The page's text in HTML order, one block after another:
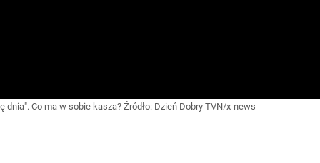
dnia". Co ma w sobie kasza? Źródło: Dzień Dobry TVN/x-news